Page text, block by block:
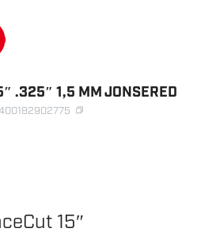
.325″ 1,5 MM JONSERED
15″